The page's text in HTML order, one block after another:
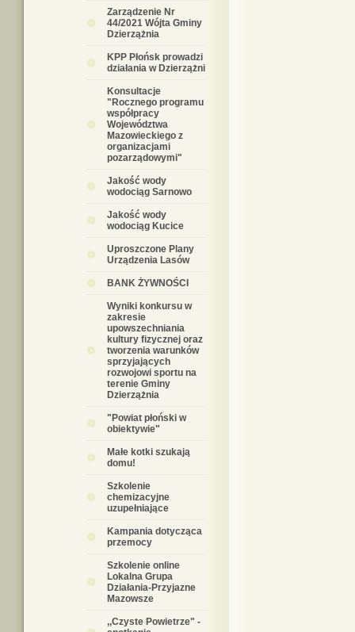
Zarządzenie Nr
44/2021 Wójta Gminy
Dzierzążnia
KPP Płońsk prowadzi
działania w Dzierzążni
Konsultacje
"Rocznego programu
współpracy
Województwa
Mazowieckiego z
organizacjami
pozarządowymi"
Jakość wody
wodociąg Sarnowo
Jakość wody
wodociąg Kucice
Uproszczone Plany
Urządzenia Lasów
BANK ŻYWNOŚCI
Wyniki konkursu w
zakresie
upowszechniania
kultury fizycznej oraz
tworzenia warunków
sprzyjających
rozwojowi sportu na
terenie Gminy
Dzierzążnia
"Powiat płoński w
obiektywie"
Małe kotki szukają
domu!
Szkolenie
chemizacyjne
uzupełniające
Kampania dotycząca
przemocy
Szkolenie online
Lokalna Grupa
Działania-Przyjazne
Mazowsze
,,Czyste Powietrze" -